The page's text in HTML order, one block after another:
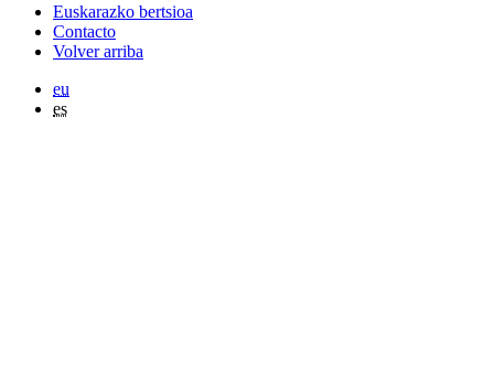
Euskarazko bertsioa
Contacto
Volver arriba
eu
es